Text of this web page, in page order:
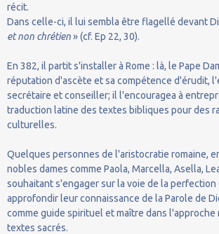
récit.
Dans celle-ci, il lui sembla être flagellé devant
et non chrétien» (cf. Ep 22, 30).
En 382, il partit s'installer à Rome : là, le Pape
réputation d'ascète et sa compétence d'érudit,
secrétaire et conseiller; il l'encouragea à
traduction latine des textes bibliques pour des
culturelles.
Quelques personnes de l'aristocratie romaine,
nobles dames comme Paola, Marcella, Asella,
souhaitant s'engager sur la voie de la
approfondir leur connaissance de la Parole de
comme guide spirituel et maître dans l'approche
textes sacrés.